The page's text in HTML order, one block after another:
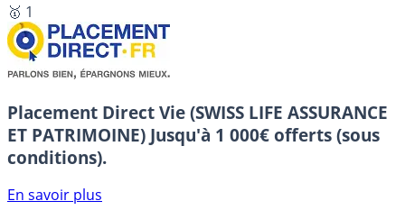
🥇 1
Placement Direct Vie (SWISS LIFE ASSURANCE
ET PATRIMOINE) Jusqu'à 1 000€ offerts (sous
conditions).
En savoir plus